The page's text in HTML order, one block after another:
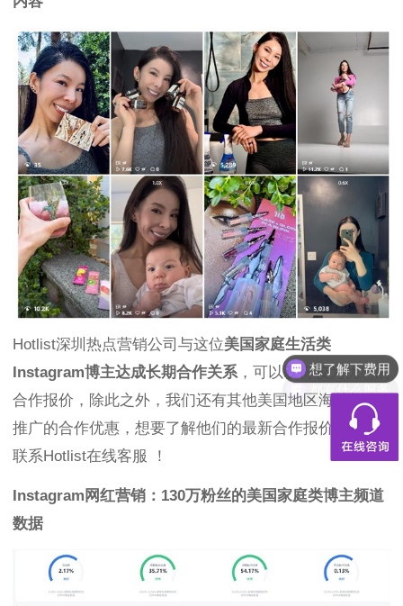
Hotlist深圳热点营销公司与这位美国家庭生活类
Instagram博主达成长期合作关系 ，可以获得较为优惠的
合作报价，除此之外，我们还有其他美国地区海外红人
推广的合作优惠，想要了解他们的最新合作报价 ，可以
联系Hotlist在线客服 ！
Instagram网红营销： 130万粉丝的美国家庭类博主频道
数据
想了解下费用
都有什么服务